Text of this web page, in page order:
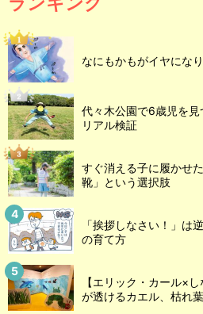
なにもかもがイヤにな
代々木公園で6歳児を見
リアル検証
すぐ消える子に履かせ
靴」という選択肢
「挨拶しなさい！」は
の育て方
【エリック・カール×
が透けるカエル、枯れ